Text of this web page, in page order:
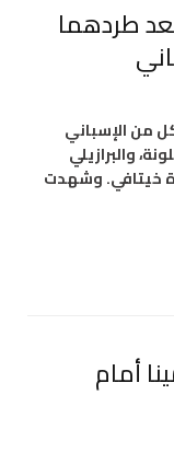
طردهما
من الإسباني
والبرازيلي
خيتافي. وشهدت
أمام